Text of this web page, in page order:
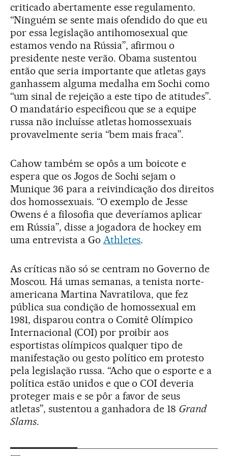
criticado abertamente esse regulamento.
“Ninguém se sente mais ofendido do que eu
por essa legislação antihomosexual que
estamos vendo na Rússia”, afirmou o
presidente neste verão. Obama sustentou
então que seria importante que atletas gays
ganhassem alguma medalha em Sochi como
“um sinal de rejeição a este tipo de atitudes”.
O mandatário especificou que se a equipe
russa não incluísse atletas homossexuais
provavelmente seria “bem mais fraca”.
Cahow também se opôs a um boicote e
espera que os Jogos de Sochi sejam o
Munique 36 para a reivindicação dos direitos
dos homossexuais. “O exemplo de Jesse
Owens é a filosofia que deveríamos aplicar
em Rússia”, disse a jogadora de hockey em
uma entrevista a Go Athletes.
As críticas não só se centram no Governo de
Moscou. Há umas semanas, a tenista norte-
americana Martina Navratilova, que fez
pública sua condição de homossexual em
1981, disparou contra o Comitê Olímpico
Internacional (COI) por proibir aos
esportistas olímpicos qualquer tipo de
manifestação ou gesto político em protesto
pela legislação russa. “Acho que o esporte e a
política estão unidos e que o COI deveria
proteger mais e se pôr a favor de seus
atletas”, sustentou a ganhadora de 18 Grand
Slams.